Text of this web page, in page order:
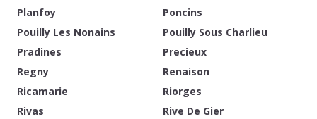
Planfoy
Poncins
Pouilly Les Nonains
Pouilly Sous Charlieu
Pradines
Precieux
Regny
Renaison
Ricamarie
Riorges
Rivas
Rive De Gier